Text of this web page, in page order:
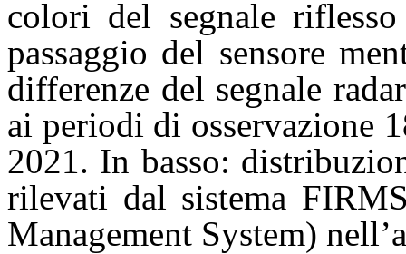
colori del segnale
passaggio del sensore
differenze del segnale
ai periodi di osservazione
2021. In basso:
rilevati dal sistema
Management System)